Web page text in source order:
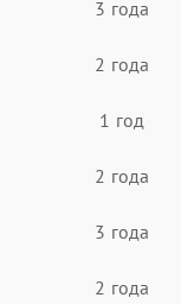
3 года
2 года
1 год
2 года
3 года
2 года